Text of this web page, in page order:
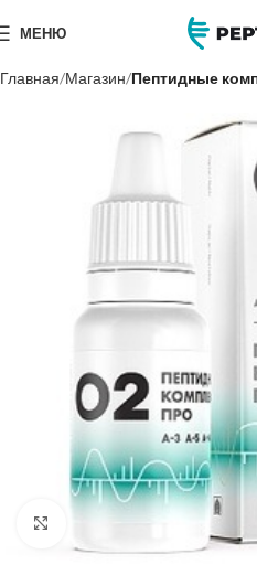
МЕНЮ
Главная Магазин Пептидные